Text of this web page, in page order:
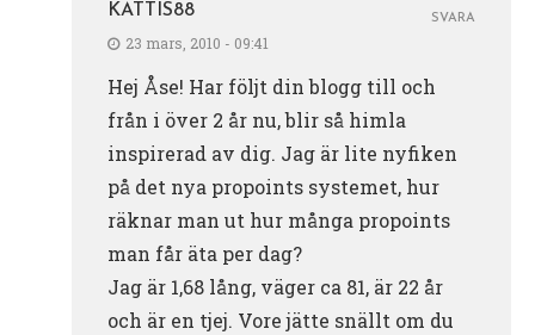
KATTIS88
23 mars, 2010 - 09:41
Hej Åse! Har följt din blogg till och
från i över 2 år nu, blir så himla
inspirerad av dig. Jag är lite nyfiken
på det nya propoints systemet, hur
räknar man ut hur många propoints
man får äta per dag?
Jag är 1,68 lång, väger ca 81, är 22 år
och är en tjej. Vore jätte snällt om du
SVARA